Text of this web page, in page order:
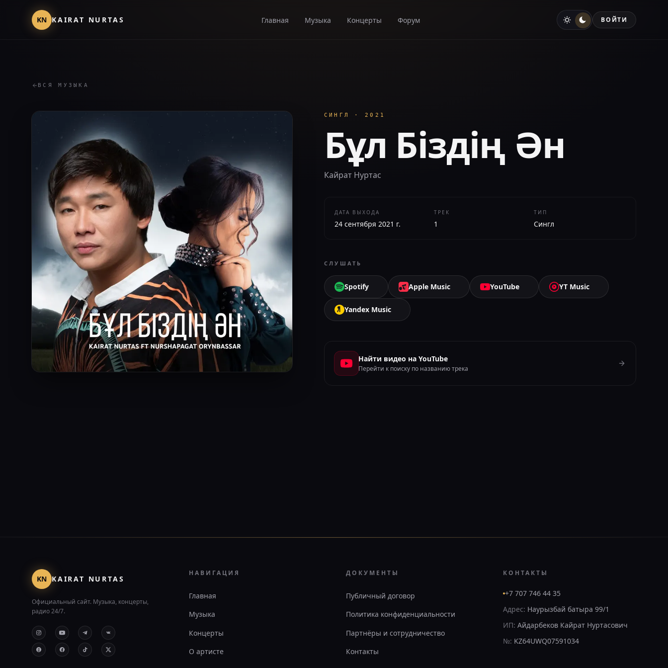
KN KAIRAT NURTAS Главная Музыка Концерты Форум ВОЙТИ
ВСЯ МУЗЫКА
СИНГЛ ·2021
Бұл Біздің Ән
Кайрат Нуртас
ДАТА ВЫХОДА
24 сентября 2021 г.
ТРЕК
1
ТИП
Сингл
СЛУШАТЬ
Spotify Apple Music YouTube YT Music
Yandex Music
Найти видео на YouTube
Перейти к поиску по названию трека
KN KAIRAT NURTAS
Официальный сайт. Музыка, концерты,
радио 24/7.
НАВИГАЦИЯ
Главная
Музыка
Концерты
О артисте
ДОКУМЕНТЫ
Публичный договор
Политика конфиденциальности
Партнёры и сотрудничество
Контакты
КОНТАКТЫ
+7 707 746 44 35
Адрес: Наурызбай батыра 99/1
ИП: Айдарбеков Кайрат Нуртасович
№: KZ64UWQ07591034